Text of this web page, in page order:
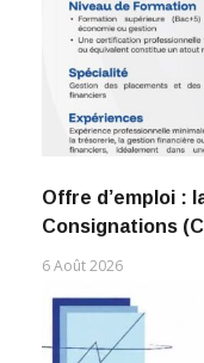
Offre d’emploi :
Consignations
6 Août 2026